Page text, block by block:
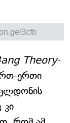
Theory-
ერთი
კი